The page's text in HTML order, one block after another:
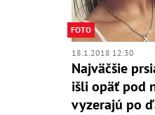
FOTO
18.1.2018 12:30
Najväčšie
išli opäť pod
vyzerajú po